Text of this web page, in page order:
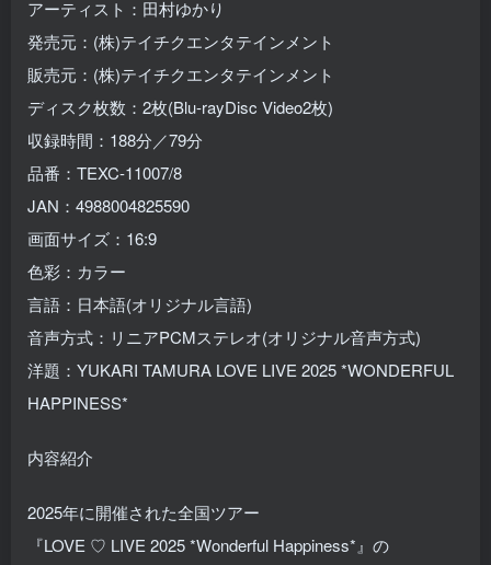
アーティスト：田村ゆかり
発売元：(株)テイチクエンタテインメント
販売元：(株)テイチクエンタテインメント
ディスク枚数：2枚(Blu-rayDisc Video2枚)
収録時間：188分／79分
品番：TEXC-11007/8
JAN：4988004825590
画面サイズ：16:9
色彩：カラー
言語：日本語(オリジナル言語)
音声方式：リニアPCMステレオ(オリジナル音声方式)
洋題：YUKARI TAMURA LOVE LIVE 2025 *WONDERFUL
HAPPINESS*
内容紹介
2025年に開催された全国ツアー
『LOVE ♡ LIVE 2025 *Wonderful Happiness*』の